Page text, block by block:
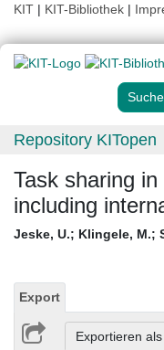
KIT | KIT-Bibliothek |
Repository KITopen
Task sharing
including
Jeske, U.; Klingele, M.;
Export
Exportieren